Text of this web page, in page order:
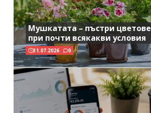
Мушкатата – пъстри цветове
при почти всякакви условия
31.07.2026 0